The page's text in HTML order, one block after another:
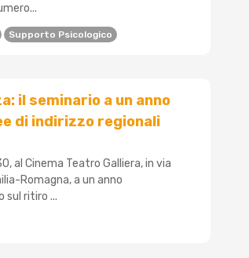
Supporto Psicologico
il seminario a un anno
di indirizzo regionali
al Cinema Teatro Galliera, in via
Romagna, a un anno
sul ritiro ...